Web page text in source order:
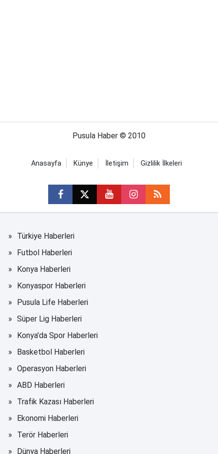
Pusula Haber © 2010
Anasayfa Künye İletişim Gizlilik İlkeleri
Türkiye Haberleri
Futbol Haberleri
Konya Haberleri
Konyaspor Haberleri
Pusula Life Haberleri
Süper Lig Haberleri
Konya'da Spor Haberleri
Basketbol Haberleri
Operasyon Haberleri
ABD Haberleri
Trafik Kazası Haberleri
Ekonomi Haberleri
Terör Haberleri
Dünya Haberleri